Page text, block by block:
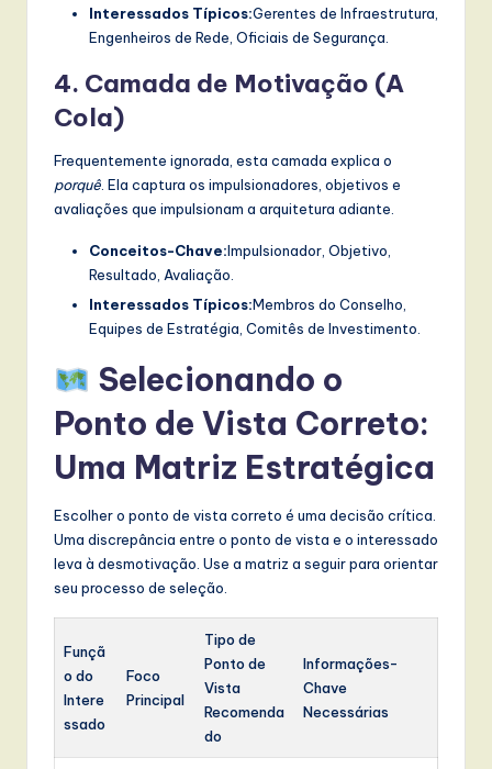
Interessados Típicos:Gerentes de Infraestrutura,
Engenheiros de Rede, Oficiais de Segurança.
4. Camada de Motivação (A
Cola)
Frequentemente ignorada, esta camada explica o
porquê. Ela captura os impulsionadores, objetivos e
avaliações que impulsionam a arquitetura adiante.
Conceitos-Chave:Impulsionador, Objetivo,
Resultado, Avaliação.
Interessados Típicos:Membros do Conselho,
Equipes de Estratégia, Comitês de Investimento.
Selecionando o
Ponto de Vista Correto:
Uma Matriz Estratégica
Escolher o ponto de vista correto é uma decisão crítica.
Uma discrepância entre o ponto de vista e o interessado
leva à desmotivação. Use a matriz a seguir para orientar
seu processo de seleção.
Funçã
o do
Intere
ssado
Foco
Principal
Tipo de
Ponto de
Vista
Recomenda
do
Informações-
Chave
Necessárias